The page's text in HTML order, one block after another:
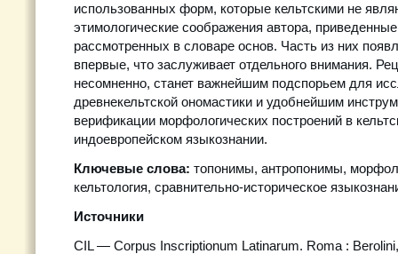
использованных форм, которые кельтскими не
этимологические соображения автора,
рассмотренных в словаре основ. Часть из них
впервые, что заслуживает отдельного внимания.
несомненно, станет важнейшим подспорьем для
древнекельтской ономастики и удобнейшим
верификации морфологических построений в
индоевропейском языкознании.
Ключевые слова: топонимы, антропонимы,
кельтология, сравнительно-историческое
Источники
CIL — Corpus Inscriptionum Latinarum. Roma :